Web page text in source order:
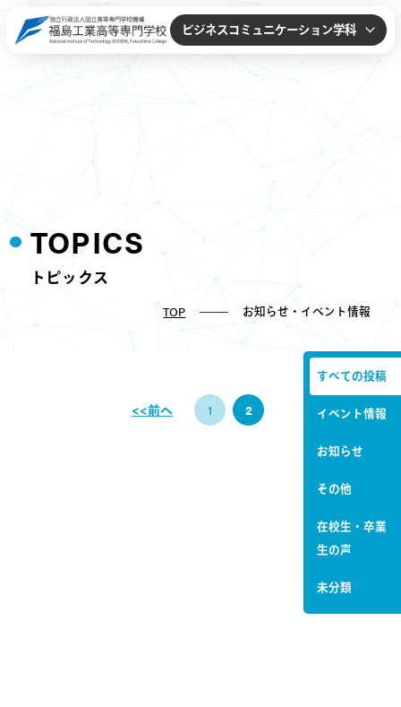
ビジネスコミュニケーション学科
TOPICS
トピックス
TOP お知らせ・イベント情報
<<前へ 1 2
すべての投稿
イベント情報
お知らせ
その他
在校生・卒業
生の声
未分類